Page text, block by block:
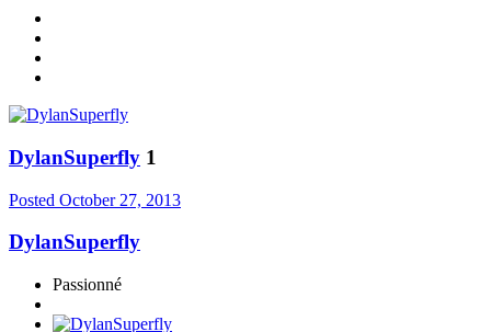
DylanSuperfly 1
Posted October 27, 2013
DylanSuperfly
Passionné